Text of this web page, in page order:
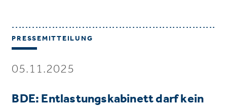
PRESSEMITTEILUNG
05.11.2025
BDE: Entlastungskabinett darf kein